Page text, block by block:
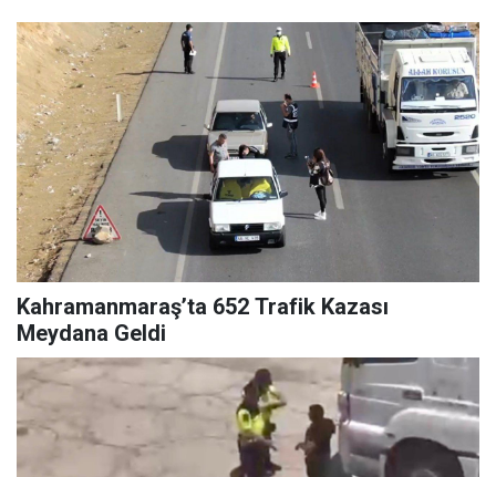
Kahramanmaraş’ta 652 Trafik Kazası
Meydana Geldi